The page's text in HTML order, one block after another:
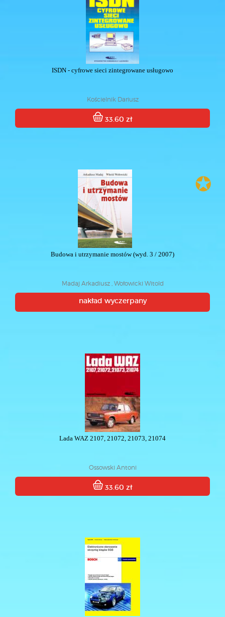
ISDN - cyfrowe sieci zintegrowane usługowo
Kościelnik Dariusz
33.60 zł
✪
Budowa i utrzymanie mostów (wyd. 3 / 2007)
Madaj Arkadiusz , Wołowicki Witold
nakład wyczerpany
Lada WAZ 2107, 21072, 21073, 21074
Ossowski Antoni
33.60 zł